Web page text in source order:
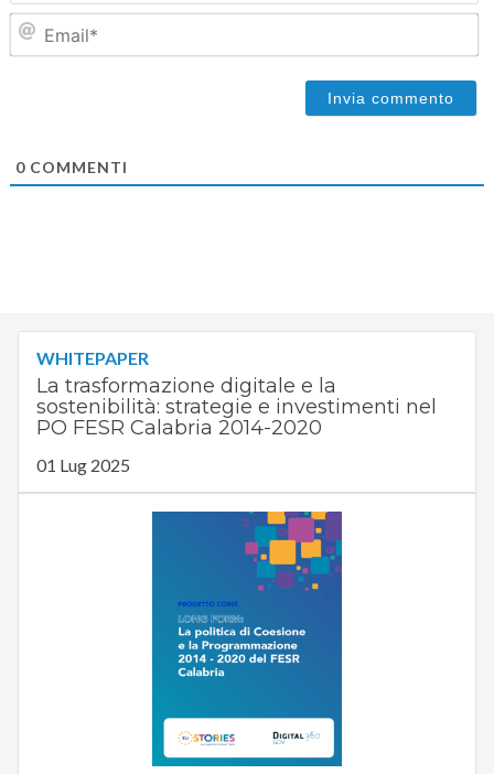
0COMMENTI
WHITEPAPER
La trasformazione digitale e la
sostenibilità: strategie e investimenti nel
PO FESR Calabria 2014-2020
01 Lug 2025